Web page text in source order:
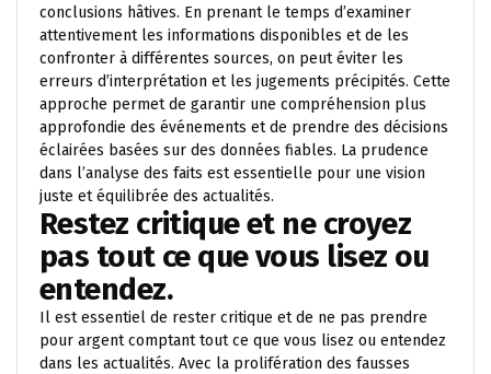
conclusions hâtives. En prenant le temps d’examiner
attentivement les informations disponibles et de les
confronter à différentes sources, on peut éviter les
erreurs d’interprétation et les jugements précipités. Cette
approche permet de garantir une compréhension plus
approfondie des événements et de prendre des décisions
éclairées basées sur des données fiables. La prudence
dans l’analyse des faits est essentielle pour une vision
juste et équilibrée des actualités.
Restez critique et ne croyez
pas tout ce que vous lisez ou
entendez.
Il est essentiel de rester critique et de ne pas prendre
pour argent comptant tout ce que vous lisez ou entendez
dans les actualités. Avec la prolifération des fausses